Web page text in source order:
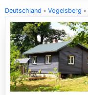
Deutschland Vogelsberg